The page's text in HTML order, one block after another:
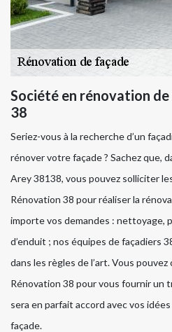
Société en rénovation
38
Seriez-vous à la recherche d’un
rénover votre façade ? Sachez que,
Arey 38138, vous pouvez solliciter
Rénovation 38 pour réaliser la
importe vos demandes : nettoyage,
d’enduit ; nos équipes de façadiers
dans les règles de l’art. Vous
Rénovation 38 pour vous fournir un
sera en parfait accord avec vos
façade.